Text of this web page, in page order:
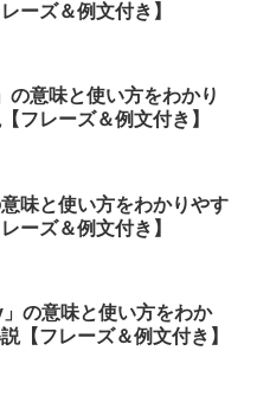
ーズ＆例文付き】
の意味と使い方をわかり
フレーズ＆例文付き】
意味と使い方をわかりやす
ーズ＆例文付き】
」の意味と使い方をわか
【フレーズ＆例文付き】